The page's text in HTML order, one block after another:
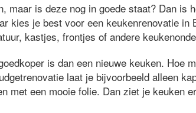
maar is deze nog in goede staat? Dan is
kies je best voor een keukenrenovatie in
kastjes, frontjes of andere
is dan een nieuwe keuken. Hoe
laat je bijvoorbeeld alleen
met een mooie folie. Dan ziet je keuken